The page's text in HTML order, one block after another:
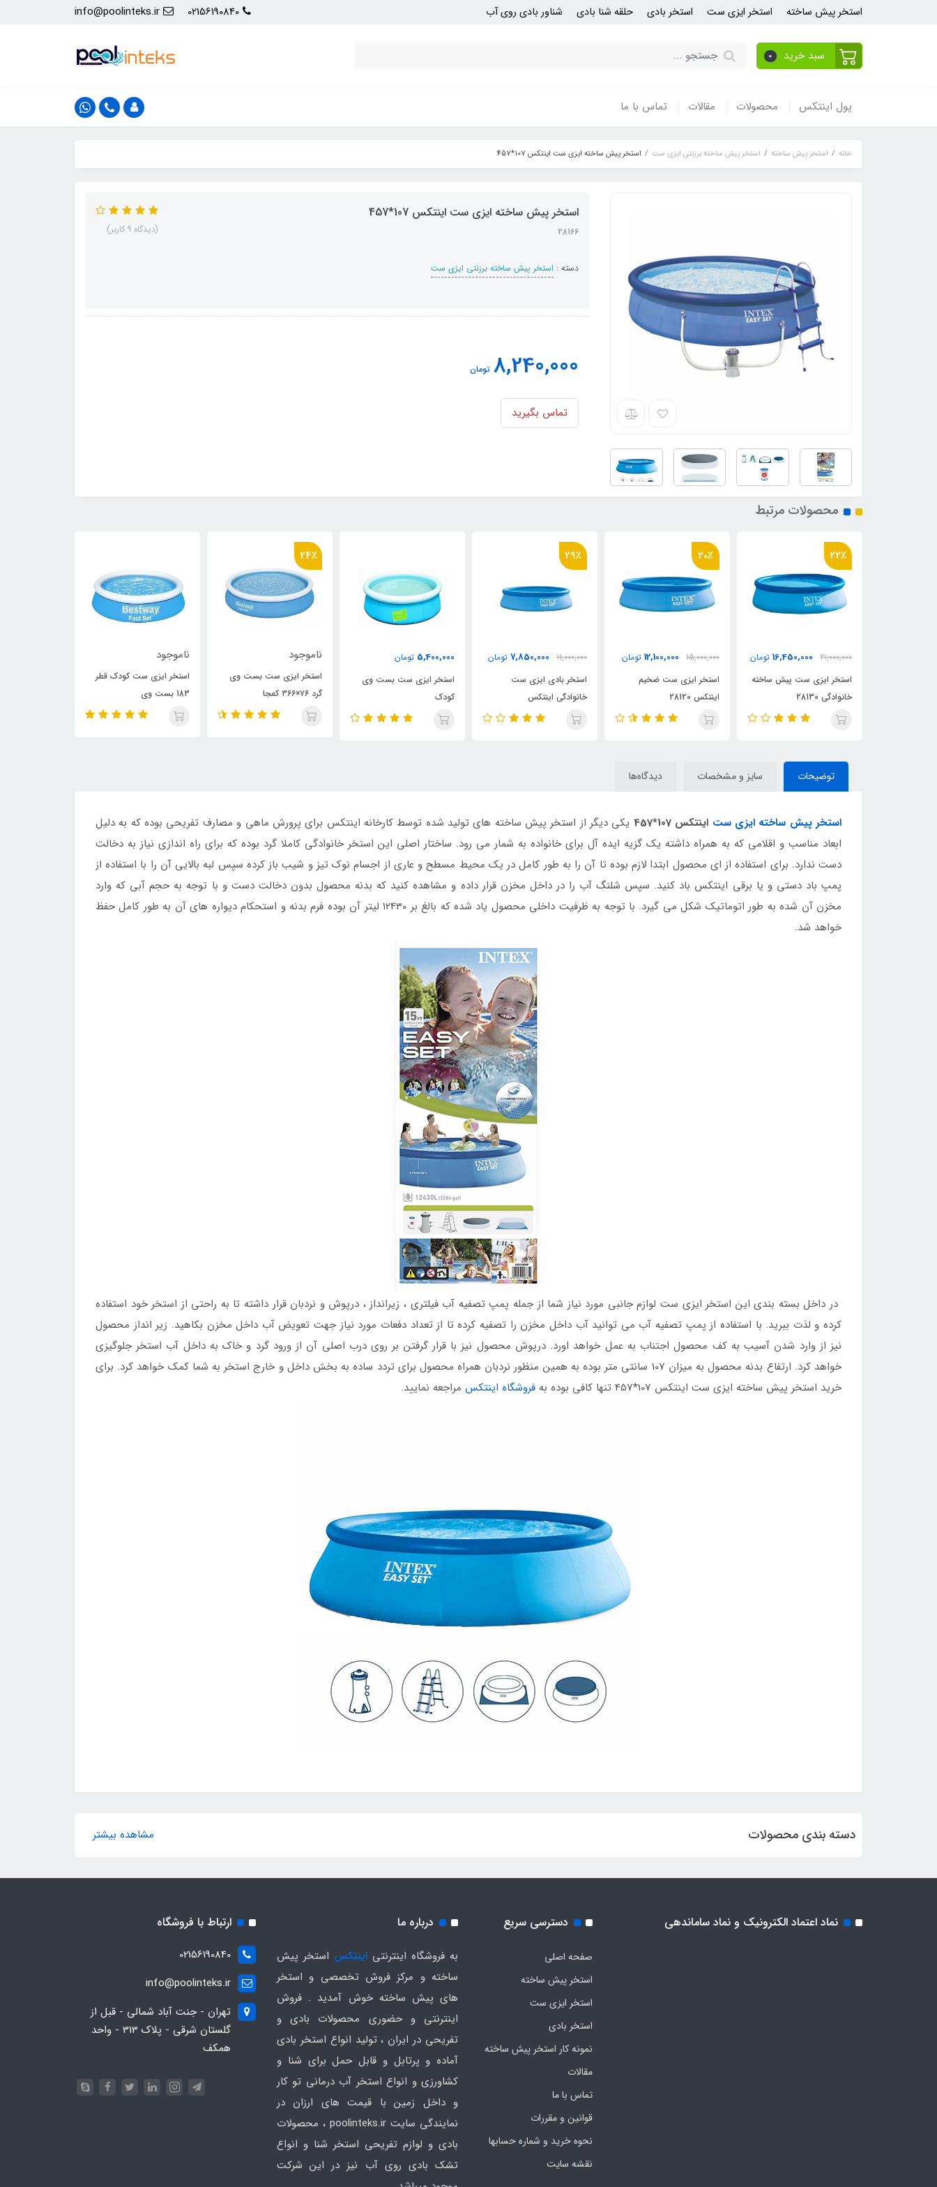
استخر پیش ساخته استخر ایزی ست استخر بادی حلقه شنا بادی شناور بادی روی آب 02156190840
info@poolinteks.ir
سبد خرید 0
پول اینتکس محصولات مقالات تماس با ما
خانه استخر پیش ساخته استخر پیش ساخته برزنتی ایزی ست استخر پیش ساخته ایزی ست اینتکس 107*457
استخر پیش ساخته ایزی ست اینتکس 107*457
28166
دسته : استخر پیش ساخته برزنتی ایزی ست
(دیدگاه 9 کاربر)
8,240,000 تومان
تماس بگیرید
محصولات مرتبط
20٪
15,000,000
12,100,000 تومان
استخر ایزی ست ضخیم
اینتکس 28120
29٪
11,000,000
7,850,000 تومان
استخر بادی ایزی ست
خانوادگی اینتکس
5,400,000
تومان
استخر ایزی ست بست وی
کودک
ناموجود
استخر ایزی ست بست وی
گرد ۷۶×۳۶۶ کمجا
ناموجود
استخر ایزی ست کودک قطر
183 بست وی
ناموجود
استخر ایزی ست کودک
اینتکس مدل وال 26102
توضیحات سایز و مشخصات دیدگاه‌ها
استخر پیش ساخته ایزی ست اینتکس 107*457
یکی دیگر از استخر پیش ساخته های تولید شده توسط کارخانه اینتکس برای پرورش ماهی و مصارف تفریحی بوده که به دلیل
ابعاد مناسب و اقلامی که به همراه داشته یک گزیه ایده آل برای خانواده به شمار می رود. ساختار اصلی این استخر خانوادگی کاملا گرد بوده که برای راه اندازی نیاز به دخالت
دست ندارد. برای استفاده از ای محصول ابتدا لازم بوده تا آن را به طور کامل در یک محیط مسطح و عاری از اجسام نوک تیز و شیب باز کرده سپس لبه بالایی آن را با استفاده از
پمپ باد دستی و یا برقی اینتکس باد کنید. سپس شلنگ آب را در داخل مخزن قرار داده و مشاهده کنید که بدنه محصول بدون دخالت دست و با توجه به حجم آبی که وارد
مخزن آن شده به طور اتوماتیک شکل می گیرد. با توجه به ظرفیت داخلی محصول یاد شده که بالغ بر 12430 لیتر آن بوده فرم بدنه و استحکام دیواره های آن به طور کامل حفظ
خواهد شد.
در داخل بسته بندی این استخر ایزی ست لوازم جانبی مورد نیاز شما از جمله پمپ تصفیه آب فیلتری ، زیرانداز ، درپوش و نردبان قرار داشته تا به راحتی از استخر خود استفاده
کرده و لذت ببرید. با استفاده از پمپ تصفیه آب می توانید آب داخل مخزن را تصفیه کرده تا از تعداد دفعات مورد نیاز جهت تعویض آب داخل مخزن بکاهید. زیر انداز محصول
نیز از وارد شدن آسیب به کف محصول اجتناب به عمل خواهد اورد. درپوش محصول نیز با قرار گرفتن بر روی درب اصلی آن از ورود گرد و خاک به داخل آب استخر جلوگیزی
خواهد کرد. ارتفاع بدنه محصول به میزان 107 سانتی متر بوده به همین منظور نردبان همراه محصول برای تردد ساده به بخش داخل و خارج استخر به شما کمک خواهد کرد. برای
خرید استخر پیش ساخته ایزی ست اینتکس 107*457 تنها کافی بوده به
فروشگاه اینتکس مراجعه نمایید.
دسته بندی محصولات مشاهده بیشتر
نماد اعتماد الکترونیک و نماد ساماندهی دسترسی سریع
صفحه اصلی
استخر پیش ساخته
استخر ایزی ست
استخر بادی
نمونه کار استخر پیش ساخته
مقالات
تماس با ما
قوانین و مقررات
نحوه خرید و شماره حسابها
نقشه سایت
درباره ما
به فروشگاه اینترنتی اینتکس استخر پیش
ساخته و مرکز فروش تخصصی و استخر
های پیش ساخته خوش آمدید . فروش
اینترنتی و حضوری محصولات بادی و
تفریحی در ایران ، تولید انواع استخر بادی
آماده و پرتابل و قابل حمل برای شنا و
کشاورزی و انواع استخر آب درمانی تو کار
و داخل زمین با قیمت های ارزان در
نمایندگی سایت poolinteks.ir ، محصولات
بادی و لوازم تفریحی استخر شنا و انواع
تشک بادی روی آب نیز در این شرکت
ارتباط با فروشگاه
02156190840
info@poolinteks.ir
تهران - جنت آباد شمالی - قبل از
گلستان شرقی - پلاک 313 - واحد
همکف